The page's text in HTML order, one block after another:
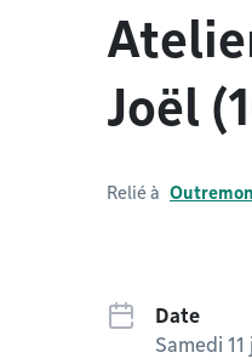
Joël
Relié à
Date
Samedi